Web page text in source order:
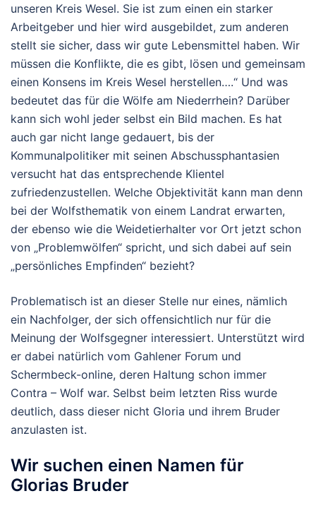
unseren Kreis Wesel. Sie ist zum einen ein starker
Arbeitgeber und hier wird ausgebildet, zum anderen
stellt sie sicher, dass wir gute Lebensmittel haben. Wir
müssen die Konflikte, die es gibt, lösen und gemeinsam
einen Konsens im Kreis Wesel herstellen….“ Und was
bedeutet das für die Wölfe am Niederrhein? Darüber
kann sich wohl jeder selbst ein Bild machen. Es hat
auch gar nicht lange gedauert, bis der
Kommunalpolitiker mit seinen Abschussphantasien
versucht hat das entsprechende Klientel
zufriedenzustellen. Welche Objektivität kann man denn
bei der Wolfsthematik von einem Landrat erwarten,
der ebenso wie die Weidetierhalter vor Ort jetzt schon
von „Problemwölfen“ spricht, und sich dabei auf sein
„persönliches Empfinden“ bezieht?
Problematisch ist an dieser Stelle nur eines, nämlich
ein Nachfolger, der sich offensichtlich nur für die
Meinung der Wolfsgegner interessiert. Unterstützt wird
er dabei natürlich vom Gahlener Forum und
Schermbeck-online, deren Haltung schon immer
Contra – Wolf war. Selbst beim letzten Riss wurde
deutlich, dass dieser nicht Gloria und ihrem Bruder
anzulasten ist.
Wir suchen einen Namen für
Glorias Bruder